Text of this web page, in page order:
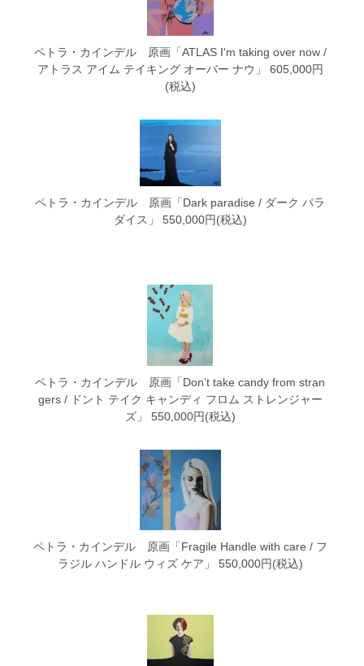
ペトラ・カインデル 原画「ATLAS I'm taking over now /
アトラス アイム テイキング オーバー ナウ」
605,000円
(税込)
ペトラ・カインデル 原画「Dark paradise / ダーク パラ
ダイス」
550,000円(税込)
ペトラ・カインデル 原画「Don’t take candy from stran
gers / ドント テイク キャンディ フロム ストレンジャー
ズ」
550,000円(税込)
ペトラ・カインデル 原画「Fragile Handle with care / フ
ラジル ハンドル ウィズ ケア」
550,000円(税込)